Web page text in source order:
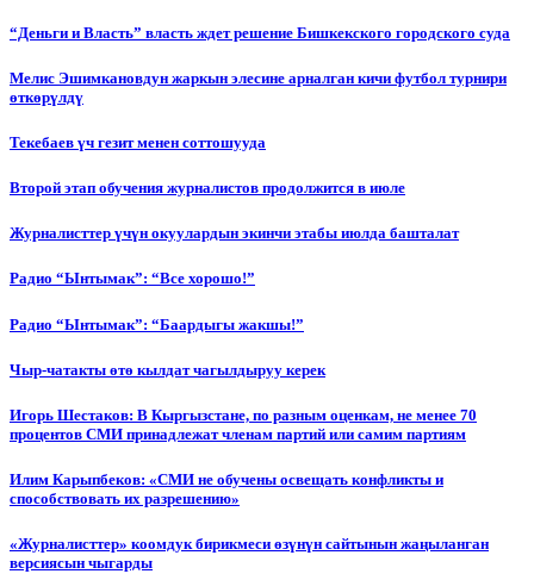
“Деньги и Власть” власть ждет решение Бишкекского городского суда
Мелис Эшимкановдун жаркын элесине арналган кичи футбол турнири
өткөрүлдү
Текебаев үч гезит менен соттошууда
Второй этап обучения журналистов продолжится в июле
Журналисттер үчүн окуулардын экинчи этабы июлда башталат
Радио “Ынтымак”: “Все хорошо!”
Радио “Ынтымак”: “Баардыгы жакшы!”
Чыр-чатакты өтө кылдат чагылдыруу керек
Игорь Шестаков: В Кыргызстане, по разным оценкам, не менее 70
процентов СМИ принадлежат членам партий или самим партиям
Илим Карыпбеков: «СМИ не обучены освещать конфликты и
способствовать их разрешению»
«Журналисттер» коомдук бирикмеси өзүнүн сайтынын жаңыланган
версиясын чыгарды